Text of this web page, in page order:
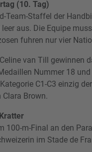
(10. Tag)
Team-Staffel der
aus. Die Equipe
fuhren nur vier
van Till gewinnen
Nummer 18
C1-C3 einzig
Clara Brown.
100-m-Final an den
im Stade de